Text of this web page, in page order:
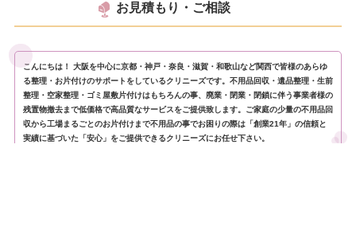
お見積もり・ご相談
こんにちは！ 大阪を中心に京都・神戸・奈良・滋賀・和歌山など関西で皆様のあらゆ
る整理・お片付けのサポートをしているクリニーズです。不用品回収・遺品整理・生前
整理・空家整理・ゴミ屋敷片付けはもちろんの事、廃業・閉業・閉鎖に伴う事業者様の
残置物撤去まで低価格で高品質なサービスをご提供致します。ご家庭の少量の不用品回
収から工場まるごとのお片付けまで不用品の事でお困りの際は「創業21年」の信頼と
実績に基づいた「安心」をご提供できるクリニーズにお任せ下さい。